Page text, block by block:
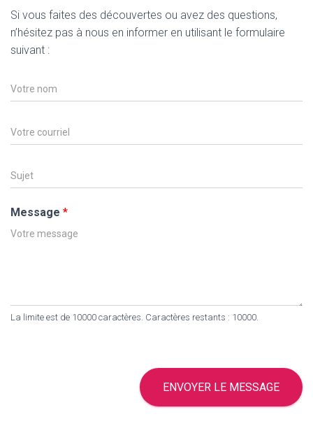
Si vous faites des découvertes ou avez des questions,
n’hésitez pas à nous en informer en utilisant le formulaire
suivant :
o
e
m
o
r
e
*
u
e
Message *
La limite est de 10000 caractères. Caractères restants : 10000.
ENVOYER LE MESSAGE